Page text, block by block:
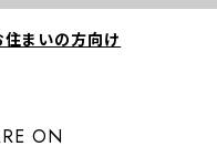
まいの方向け
ON